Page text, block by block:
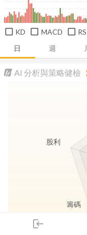
login
日 週
KD MACD
AI 分析與策略健檢
籌碼
股利